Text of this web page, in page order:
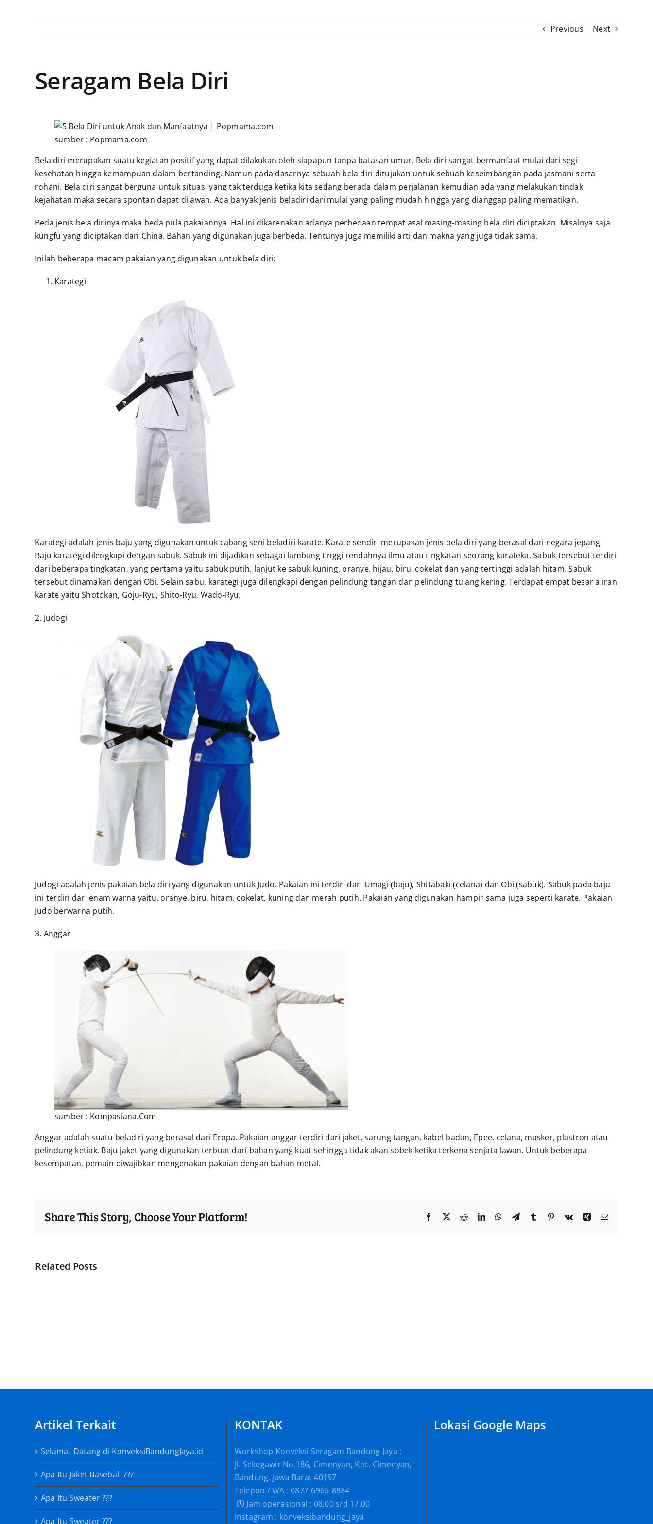
Previous Next
Seragam Bela Diri
sumber : Popmama.com
Bela diri merupakan suatu kegiatan positif yang dapat dilakukan oleh siapapun tanpa batasan umur. Bela diri sangat bermanfaat mulai dari segi
kesehatan hingga kemampuan dalam bertanding. Namun pada dasarnya sebuah bela diri ditujukan untuk sebuah keseimbangan pada jasmani serta
rohani. Bela diri sangat berguna untuk situasi yang tak terduga ketika kita sedang berada dalam perjalanan kemudian ada yang melakukan tindak
kejahatan maka secara spontan dapat dilawan. Ada banyak jenis beladiri dari mulai yang paling mudah hingga yang dianggap paling mematikan.
Beda jenis bela dirinya maka beda pula pakaiannya. Hal ini dikarenakan adanya perbedaan tempat asal masing-masing bela diri diciptakan. Misalnya saja
kungfu yang diciptakan dari China. Bahan yang digunakan juga berbeda. Tentunya juga memiliki arti dan makna yang juga tidak sama.
Inilah beberapa macam pakaian yang digunakan untuk bela diri:
Karategi
Karategi adalah jenis baju yang digunakan untuk cabang seni beladiri karate. Karate sendiri merupakan jenis bela diri yang berasal dari negara jepang.
Baju karategi dilengkapi dengan sabuk. Sabuk ini dijadikan sebagai lambang tinggi rendahnya ilmu atau tingkatan seorang karateka. Sabuk tersebut terdiri
dari beberapa tingkatan, yang pertama yaitu sabuk putih, lanjut ke sabuk kuning, oranye, hijau, biru, cokelat dan yang tertinggi adalah hitam. Sabuk
tersebut dinamakan dengan Obi.Selain sabu, karategi juga dilengkapi dengan pelindung tangan dan pelindung tulang kering. Terdapat empat besar aliran
karate yaitu Shotokan, Goju-Ryu, Shito-Ryu, Wado-Ryu.
2. Judogi
Judogi adalah jenis pakaian bela diri yang digunakan untuk Judo. Pakaian ini terdiri dari Umagi (baju), Shitabaki (celana) dan Obi (sabuk). Sabuk pada baju
ini terdiri dari enam warna yaitu, oranye, biru, hitam, cokelat, kuning dan merah putih. Pakaian yang digunakan hampir sama juga seperti karate. Pakaian
Judo berwarna putih.
3. Anggar
sumber : Kompasiana.Com
Anggar adalah suatu beladiri yang berasal dari Eropa. Pakaian anggar terdiri dari jaket, sarung tangan, kabel badan, Epee, celana, masker, plastron atau
pelindung ketiak. Baju jaket yang digunakan terbuat dari bahan yang kuat sehingga tidak akan sobek ketika terkena senjata lawan. Untuk beberapa
kesempatan, pemain diwajibkan mengenakan pakaian dengan bahan metal.
Share This Story, Choose Your Platform! Facebook
TwitterRedditLinkedInWhatsApp
TelegramTumblr Pinterest
Vk Xing Email
Related Posts
Artikel Terkait
Selamat Datang di KonveksiBandungJaya.id
Apa Itu Jaket Baseball ???
Apa Itu Sweater ???
Apa Itu Sweater ???
KONTAK
Workshop Konveksi Seragam Bandung Jaya :
Jl. Sekegawir No.186, Cimenyan, Kec. Cimenyan,
Bandung, Jawa Barat 40197
Telepon / WA : 0877-6965-8884
Jam operasional : 08.00 s/d 17.00
Instagram : konveksibandung_jaya
Lokasi Google Maps